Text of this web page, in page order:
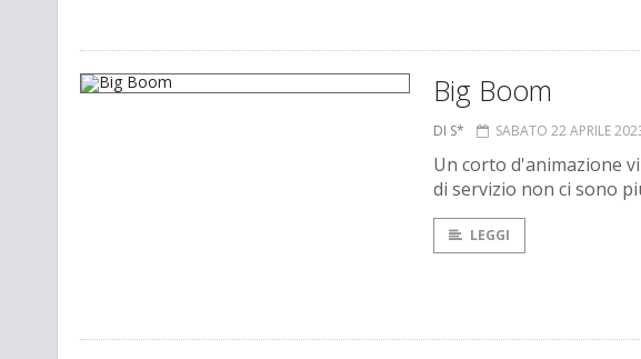
Big Boom
DI S* SABATO 22 APRILE
Un corto d'animazione
di servizio non ci sono
LEGGI